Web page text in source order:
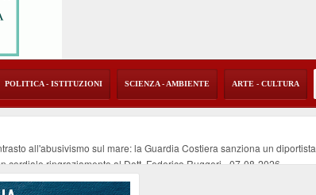
POLITICA - ISTITUZIONI SCIENZA - AMBIENTE ARTE - CULTURA
all'abusivismo sul mare: la Guardia Costiera sanziona un diportista
cordiale ringraziamento al Dott. Federico Ruggeri-07-08-2026
all'Elba: riaffiora una testimonianza del 1966